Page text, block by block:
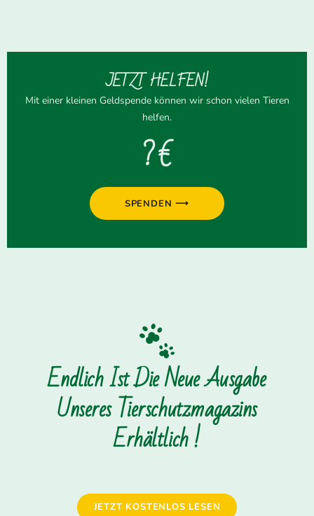
JETZT HELFEN!
Mit einer kleinen Geldspende können wir schon vielen Tieren
helfen.
? €
SPENDEN ⟶
Endlich Ist Die Neue Ausgabe
Unseres Tierschutzmagazins
Erhältlich !
JETZT KOSTENLOS LESEN